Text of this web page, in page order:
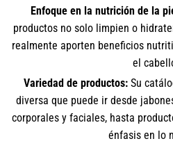
Enfoque en la nutrición de la
productos no solo limpien o
realmente aporten beneficios
el
Variedad de productos:Su
diversa que puede ir desde
corporales y faciales, hasta
énfasis en lo